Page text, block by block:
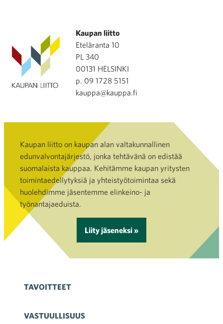
Kaupan liitto
Eteläranta 10
PL 340
00131 HELSINKI
p. 09 1728 5151
kauppa@kauppa.fi
Kaupan liitto on kaupan alan valtakunnallinen
edunvalvontajärjestö, jonka tehtävänä on edistää
suomalaista kauppaa. Kehitämme kaupan yritysten
toimintaedellytyksiä ja yhteistyötoimintaa sekä
huolehdimme jäsentemme elinkeino- ja
työnantajaeduista.
Liity jäseneksi »
TAVOITTEET
VASTUULLISUUS